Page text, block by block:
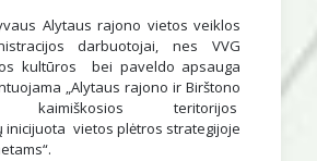
Alytaus rajono vietos veiklos
darbuotojai, nes VVG
kultūros bei paveldo apsauga
„Alytaus rajono ir Birštono
kaimiškosios teritorijos
inicijuota vietos plėtros strategijoje